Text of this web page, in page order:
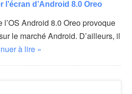
d’Android 8.0 Oreo
Android 8.0 Oreo provoque
le marché Android. D’ailleurs, il
à lire »